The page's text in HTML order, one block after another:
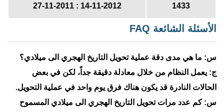
1433
14-11-2012 : 27-11-2011
الأسئلة الشائعة FAQ
س: ما هي مدى دقة عملية تحويل التاريخ الهجري الى ميلادي؟
ج: يعمل النظام من خلال معادلة دقيقة جداً، لكن في بعض
الحالات النادرة قد يكون هناك فرق يوم واحد في عملية التحويل.
س: كم عدد مرات تحويل التاريخ الهجري الى ميلادي المسموح